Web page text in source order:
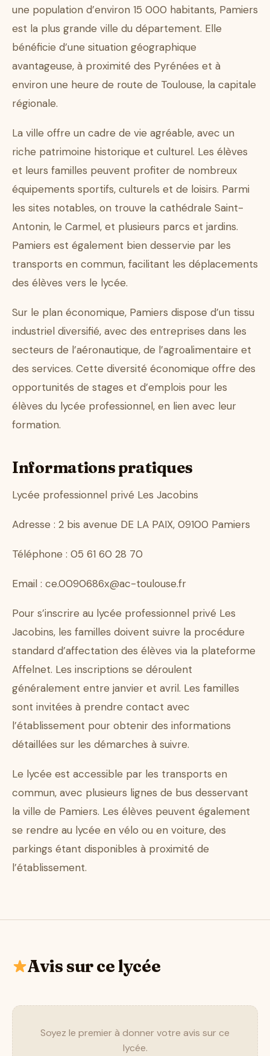
une population d’environ 15 000 habitants, Pamiers
est la plus grande ville du département. Elle
bénéficie d’une situation géographique
avantageuse, à proximité des Pyrénées et à
environ une heure de route de Toulouse, la capitale
régionale.
La ville offre un cadre de vie agréable, avec un
riche patrimoine historique et culturel. Les élèves
et leurs familles peuvent profiter de nombreux
équipements sportifs, culturels et de loisirs. Parmi
les sites notables, on trouve la cathédrale Saint-
Antonin, le Carmel, et plusieurs parcs et jardins.
Pamiers est également bien desservie par les
transports en commun, facilitant les déplacements
des élèves vers le lycée.
Sur le plan économique, Pamiers dispose d’un tissu
industriel diversifié, avec des entreprises dans les
secteurs de l’aéronautique, de l’agroalimentaire et
des services. Cette diversité économique offre des
opportunités de stages et d’emplois pour les
élèves du lycée professionnel, en lien avec leur
formation.
Informations pratiques
Lycée professionnel privé Les Jacobins
Adresse : 2 bis avenue DE LA PAIX, 09100 Pamiers
Téléphone : 05 61 60 28 70
Email : ce.0090686x@ac-toulouse.fr
Pour s’inscrire au lycée professionnel privé Les
Jacobins, les familles doivent suivre la procédure
standard d’affectation des élèves via la plateforme
Affelnet. Les inscriptions se déroulent
généralement entre janvier et avril. Les familles
sont invitées à prendre contact avec
l’établissement pour obtenir des informations
détaillées sur les démarches à suivre.
Le lycée est accessible par les transports en
commun, avec plusieurs lignes de bus desservant
la ville de Pamiers. Les élèves peuvent également
se rendre au lycée en vélo ou en voiture, des
parkings étant disponibles à proximité de
l’établissement.
Avis sur ce lycée
Soyez le premier à donner votre avis sur ce
lycée.